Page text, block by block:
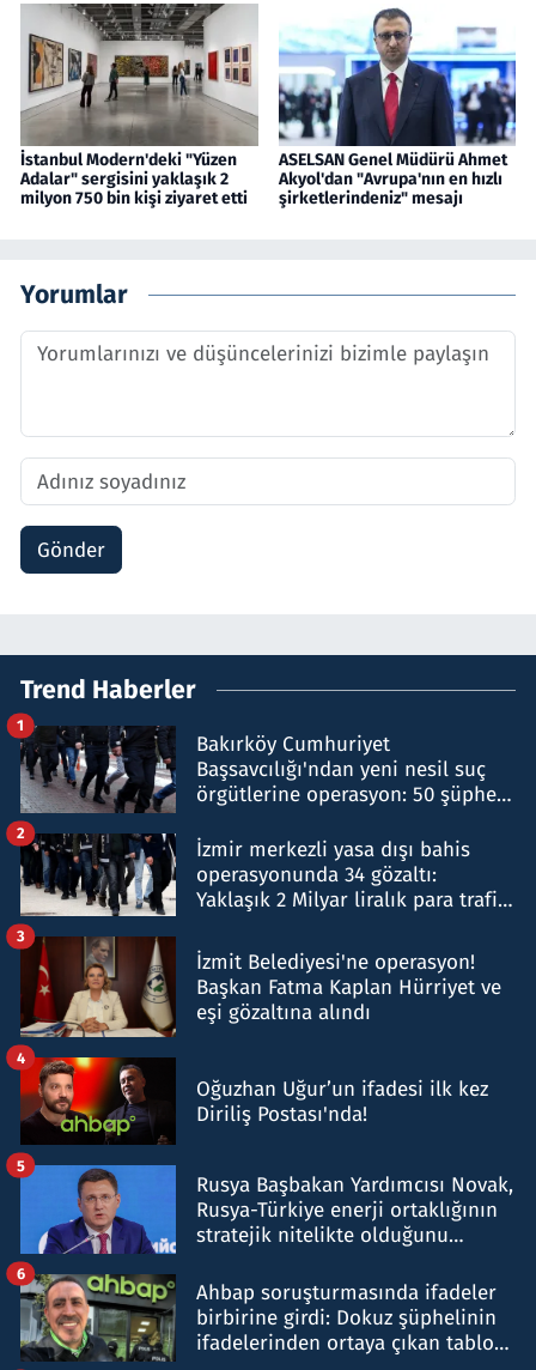
İstanbul Modern'deki "Yüzen
Adalar" sergisini yaklaşık 2
milyon 750 bin kişi ziyaret etti
ASELSAN Genel Müdürü Ahmet
Akyol'dan "Avrupa'nın en hızlı
şirketlerindeniz" mesajı
Yorumlar
Gönder
Trend Haberler
Bakırköy Cumhuriyet
Başsavcılığı'ndan yeni nesil suç
örgütlerine operasyon: 50 şüpheli
1
İzmir merkezli yasa dışı bahis
operasyonunda 34 gözaltı:
Yaklaşık 2 Milyar liralık para trafiği
2
İzmit Belediyesi'ne operasyon!
Başkan Fatma Kaplan Hürriyet ve
eşi gözaltına alındı
3
Oğuzhan Uğur’un ifadesi ilk kez
Diriliş Postası'nda!
4
Rusya Başbakan Yardımcısı Novak,
Rusya-Türkiye enerji ortaklığının
stratejik nitelikte olduğunu
5
Ahbap soruşturmasında ifadeler
birbirine girdi: Dokuz şüphelinin
ifadelerinden ortaya çıkan tablo
6